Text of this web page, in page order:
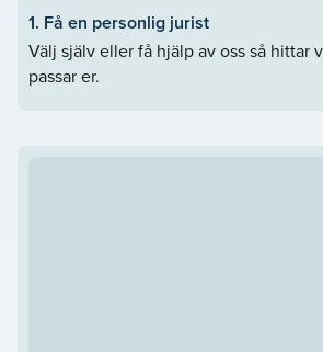
1. Få en personlig jurist
Välj själv eller få hjälp av oss så hittar
passar er.